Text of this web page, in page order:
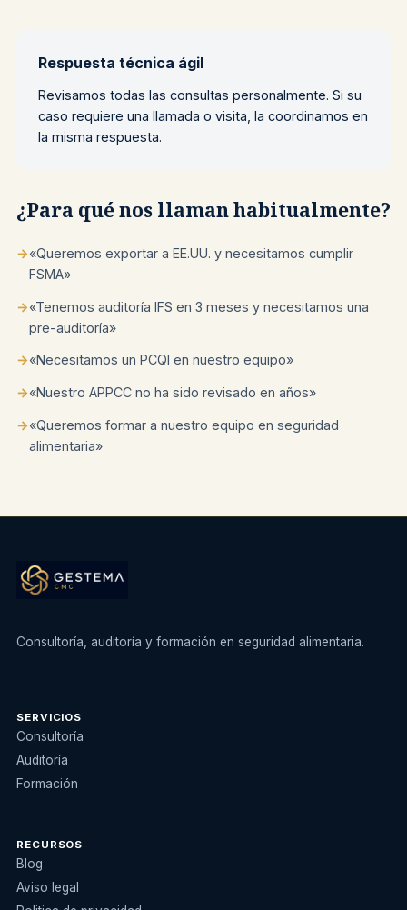
Respuesta técnica ágil
Revisamos todas las consultas personalmente. Si su
caso requiere una llamada o visita, la coordinamos en
la misma respuesta.
¿Para qué nos llaman habitualmente?
→«Queremos exportar a EE.UU. y necesitamos cumplir
FSMA»
→«Tenemos auditoría IFS en 3 meses y necesitamos una
pre-auditoría»
→«Necesitamos un PCQI en nuestro equipo»
→«Nuestro APPCC no ha sido revisado en años»
→«Queremos formar a nuestro equipo en seguridad
alimentaria»
Consultoría, auditoría y formación en seguridad alimentaria.
SERVICIOS
Consultoría
Auditoría
Formación
RECURSOS
Blog
Aviso legal